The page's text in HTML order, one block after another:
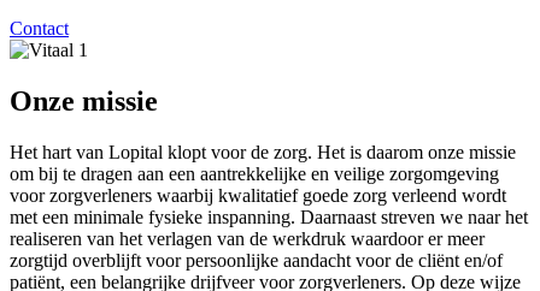
Contact
Onze missie
Het hart van Lopital klopt voor de zorg. Het is daarom onze missie
om bij te dragen aan een aantrekkelijke en veilige zorgomgeving
voor zorgverleners waarbij kwalitatief goede zorg verleend wordt
met een minimale fysieke inspanning. Daarnaast streven we naar het
realiseren van het verlagen van de werkdruk waardoor er meer
zorgtijd overblijft voor persoonlijke aandacht voor de cliënt en/of
patiënt, een belangrijke drijfveer voor zorgverleners. Op deze wijze